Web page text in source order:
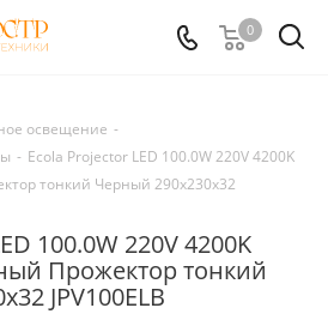
0
освещение -
- Ecola Projector LED 100.0W 220V 4200K
тонкий Черный 290x230x32
100.0W 220V 4200K
Прожектор тонкий
JPV100ELB